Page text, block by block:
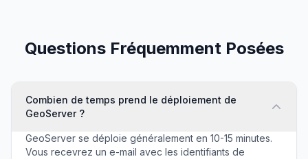
Questions Fréquemment Posées
Combien de temps prend le déploiement de
GeoServer ?
GeoServer se déploie généralement en 10-15 minutes.
Vous recevrez un e-mail avec les identifiants de